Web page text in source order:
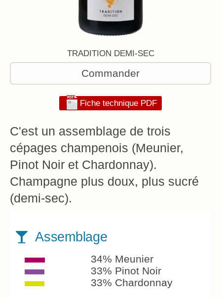
TRADITION DEMI-SEC
Commander
Fiche technique PDF
C'est un assemblage de trois
cépages champenois (Meunier,
Pinot Noir et Chardonnay).
Champagne plus doux, plus sucré
(demi-sec).
Assemblage
34% Meunier
33% Pinot Noir
33% Chardonnay